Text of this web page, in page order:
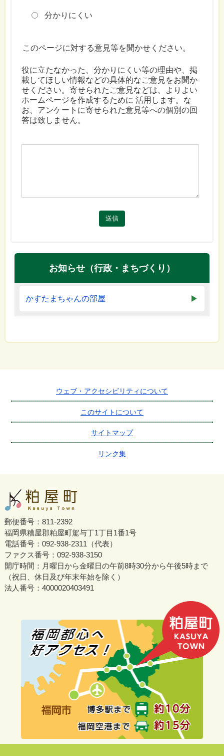
分かりにくい
このページに対する意見等を聞かせください。
役に立たなかった、分かりにくい等の理由や、掲
載してほしい情報などの具体的なご意見をお聞か
せください。寄せられたご意見などは、よりよい
ホームページを作成するために 活用します。な
お、アンケートに寄せられた意見等への個別の回
答は致しません。
送信
お知らせ（行政・まちづくり）
かすたまちゃんの部屋
ウェブ・アクセシビリティについて
このサイトについて
サイトマップ
リンク集
郵便番号：811-2392
福岡県糟屋郡粕屋町駕与丁1丁目1番1号
電話番号：092-938-2311（代表）
ファクス番号：092-938-3150
開庁時間：月曜日から金曜日の午前8時30分から午後5時まで
（祝日、休日及び年末年始を除く）
法人番号：4000020403491